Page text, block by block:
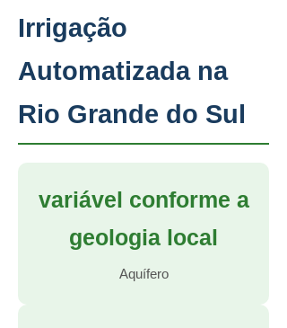
Irrigação
Automatizada na
Rio Grande do Sul
variável conforme a
geologia local
Aquífero